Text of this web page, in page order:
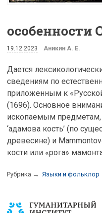
особенности
19.12.2023 Аникин А. Е.
Дается
сведениям по
приложенным к
(1696). Основное
ископаемым
‘адамова кость’ (по
древесине) и
кости или «рога»
Рубрика → Языки и фольклор